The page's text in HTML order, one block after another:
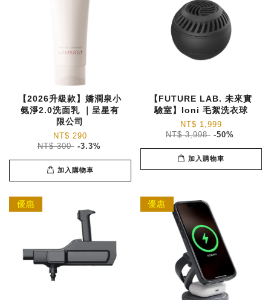
【2026升級款】嬌潤泉小
氨淨2.0洗面乳 ｜呈星有
限公司
NT$ 290
NT$ 300 -3.3%
加入購物車
【FUTURE LAB. 未來實
驗室】Ioni 毛絮洗衣球
NT$ 1,999
NT$ 3,998 -50%
加入購物車
優惠 優惠